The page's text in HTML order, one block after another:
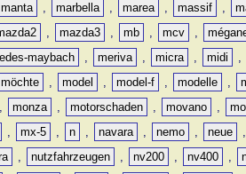
manta , marbella , marea , massif ,
, mazda3 , mb , mcv ,
maybach , meriva , micra , midi ,
möchte , model , model-f , modelle ,
, monza , motorschaden , movano ,
, mx-5 , n , navara , nemo , neue ,
, nutzfahrzeugen , nv200 , nv400 ,